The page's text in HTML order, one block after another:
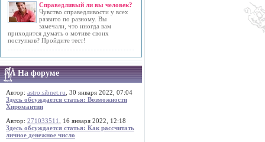
Справедливый ли вы человек?
Чувство справедливости у всех
развито по разному. Вы
замечали, что иногда вам
приходится думать о мотиве своих
поступков? Пройдите тест!
На форуме
Автор: astro.sibnet.ru , 30 января 2022, 07:04
Здесь обсуждается статья: Возможности
Хиромантии
Автор: 271033511
, 16 января 2022, 12:18
Здесь обсуждается статья: Как рассчитать
личное денежное число